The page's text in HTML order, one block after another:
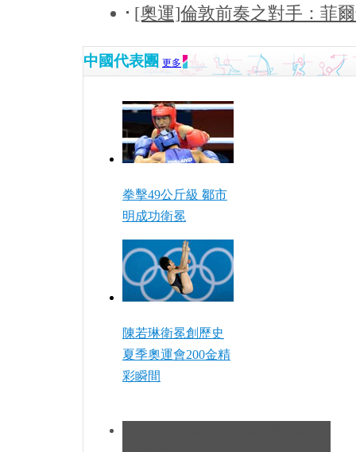
[奧運]倫敦前奏之對手：菲
中國代表團 更多
拳擊49公斤級 鄒市
明成功衛冕
陳若琳衛冕創歷史
夏季奧運會200金精
彩瞬間